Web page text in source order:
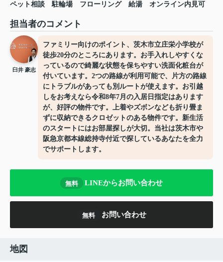
ペット相談 駐輪場 フローリング 給湯 オンライン内見可
担当者のコメント
臼井 豪志
ファミリー向けのポイント、茨木市立庄栄小学校が
徒歩20分のところにあります。お手入れしやすくな
っているので綺麗な状態を保ちやすい洗面化粧台が
付いています。2つの路線が利用可能で、片方の路線
にトラブルがあっても別ルートが使えます。お引越
しをお考えなら令和8年7月の入居日指定はあります
が、好評の物件です。上着やズボンなども折り畳ま
ずに収納できるクロゼットのある物件です。新生活
のスタートにはお部屋探しが大切。当社は茨木市や
阪急京都本線総持寺付近で探しているあなたを全力
でサポートします。
無料 LINEからお問い合わせ
無料 お問い合わせ
地図